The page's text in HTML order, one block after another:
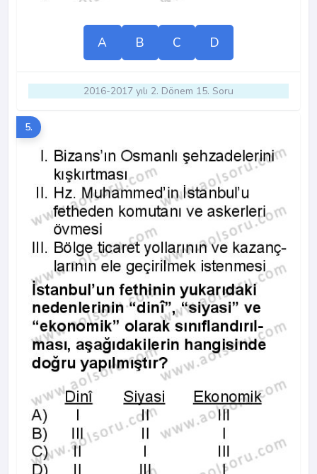
A B C D
2016-2017 yılı 2. Dönem 15. Soru
5.